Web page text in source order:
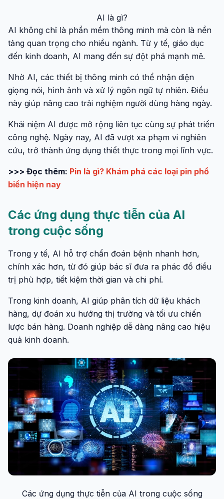
AI là gì?
AI không chỉ là phần mềm thông minh mà còn là nền
tảng quan trọng cho nhiều ngành. Từ y tế, giáo dục
đến kinh doanh, AI mang đến sự đột phá mạnh mẽ.
Nhờ AI, các thiết bị thông minh có thể nhận diện
giọng nói, hình ảnh và xử lý ngôn ngữ tự nhiên. Điều
này giúp nâng cao trải nghiệm người dùng hàng ngày.
Khái niệm AI được mở rộng liên tục cùng sự phát triển
công nghệ. Ngày nay, AI đã vượt xa phạm vi nghiên
cứu, trở thành ứng dụng thiết thực trong mọi lĩnh vực.
>>> Đọc thêm: Pin là gì? Khám phá các loại pin phổ
biến hiện nay
Các ứng dụng thực tiễn của AI
trong cuộc sống
Trong y tế, AI hỗ trợ chẩn đoán bệnh nhanh hơn,
chính xác hơn, từ đó giúp bác sĩ đưa ra phác đồ điều
trị phù hợp, tiết kiệm thời gian và chi phí.
Trong kinh doanh, AI giúp phân tích dữ liệu khách
hàng, dự đoán xu hướng thị trường và tối ưu chiến
lược bán hàng. Doanh nghiệp dễ dàng nâng cao hiệu
quả kinh doanh.
Các ứng dụng thực tiễn của AI trong cuộc sống